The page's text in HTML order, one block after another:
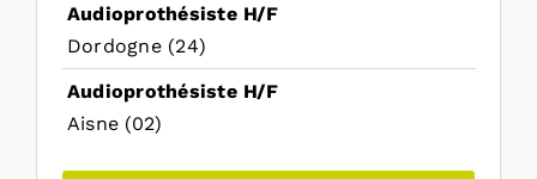
Audioprothésiste H/F
Dordogne (24)
Audioprothésiste H/F
Aisne (02)